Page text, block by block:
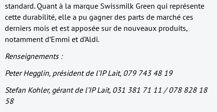
standard. Quant à la marque Swissmilk Green qui représente
cette durabilité, elle a pu gagner des parts de marché ces
derniers mois et est apposée sur de nouveaux produits,
notamment d’Emmi et d’Aldi.
Renseignements :
Peter Hegglin, président de l’IP Lait, 079 743 48 19
Stefan Kohler, gérant de l’IP Lait, 031 381 71 11 / 078 828 18
58